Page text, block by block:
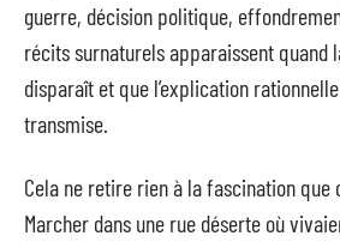
guerre, décision politique,
récits surnaturels apparaissent quand
disparaît et que l’explication rationnelle
transmise.
Cela ne retire rien à la fascination que
Marcher dans une rue déserte où